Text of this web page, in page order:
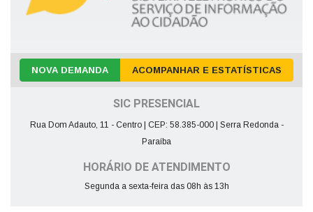
NOVA DEMANDA ACOMPANHAR E ESTATÍSTICAS
SIC PRESENCIAL
Rua Dom Adauto, 11 - Centro | CEP: 58.385-000 | Serra Redonda -
Paraíba
HORÁRIO DE ATENDIMENTO
Segunda a sexta-feira das 08h às 13h